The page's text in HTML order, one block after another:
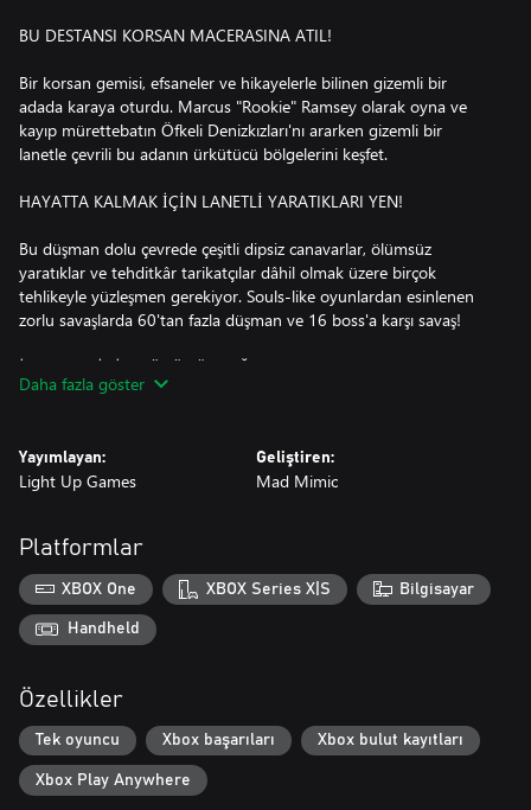
BU DESTANSI KORSAN MACERASINA ATIL!
Bir korsan gemisi, efsaneler ve hikayelerle bilinen gizemli bir
adada karaya oturdu. Marcus "Rookie" Ramsey olarak oyna ve
kayıp mürettebatın Öfkeli Denizkızları'nı ararken gizemli bir
lanetle çevrili bu adanın ürkütücü bölgelerini keşfet.
HAYATTA KALMAK İÇİN LANETLİ YARATIKLARI YEN!
Bu düşman dolu çevrede çeşitli dipsiz canavarlar, ölümsüz
yaratıklar ve tehditkâr tarikatçılar dâhil olmak üzere birçok
tehlikeyle yüzleşmen gerekiyor. Souls-like oyunlardan esinlenen
zorlu savaşlarda 60'tan fazla düşman ve 16 boss'a karşı savaş!
İŞARETLERİNİN GÜCÜNÜ AÇIĞA ÇIKAR!
açabilir! Dövüş yeteneklerini geliştirmek ve adanın yeni
bölgelerinde ilerlemek için yeni beceriler, silahlar ve süs eşyalarını
MÜRETTEBATINI TOPLA!
Lanetli adada seninle birlikte hapsolmuş tam seslendirmeli
korsanlar, dipsiz yaratıklar ve diğer birçok karakterle tanış!
Arkadaşlarını kurtar ve adanın yerli sakinleri olan Eski Halk'ın
KENDİ YOLUNU SEÇ!
Dipsiz bozulma, değer verdiğin dostlar da dahil olmak üzere
çevrendeki herkesi etkiler. İhtiyaç duyanlara yardım ederek
Daha fazla göster
Yayımlayan:
Light Up Games
Geliştiren:
Mad Mimic
Platformlar
XBOX One XBOX Series X|S Bilgisayar
Handheld
Özellikler
Tek oyuncu Xbox başarıları Xbox bulut kayıtları
Xbox Play Anywhere